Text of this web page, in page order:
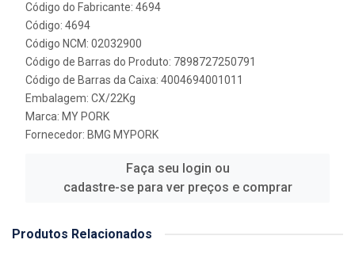
Código do Fabricante: 4694
Código: 4694
Código NCM: 02032900
Código de Barras do Produto: 7898727250791
Código de Barras da Caixa: 4004694001011
Embalagem: CX/22Kg
Marca: MY PORK
Fornecedor: BMG MYPORK
Faça seu login ou
cadastre-se para ver preços e comprar
Produtos Relacionados